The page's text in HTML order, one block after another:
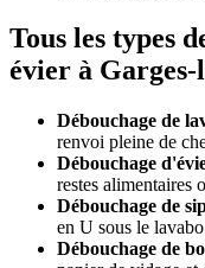
Tous les types
évier à Garges-
Débouchage de
renvoi pleine de
Débouchage
restes alimentaires
Débouchage de
en U sous le
Débouchage de